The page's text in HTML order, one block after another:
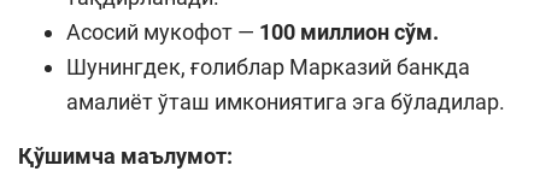
Асосий мукофот — 100 миллион сўм.
Шунингдек, ғолиблар Марказий банкда
амалиёт ўташ имкониятига эга бўладилар.
Қўшимча маълумот: